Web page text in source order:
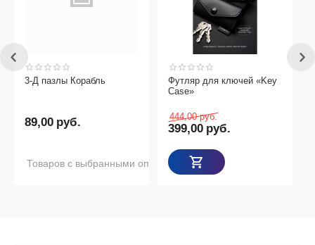
3-Д пазлы Корабль
89,00 руб.
Товаров с выбранными опциями нет в наличии
Футляр для ключей «Key
Case»
444,00 руб.
399,00 руб.